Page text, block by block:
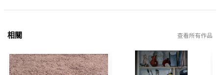
相關 查看所有作品